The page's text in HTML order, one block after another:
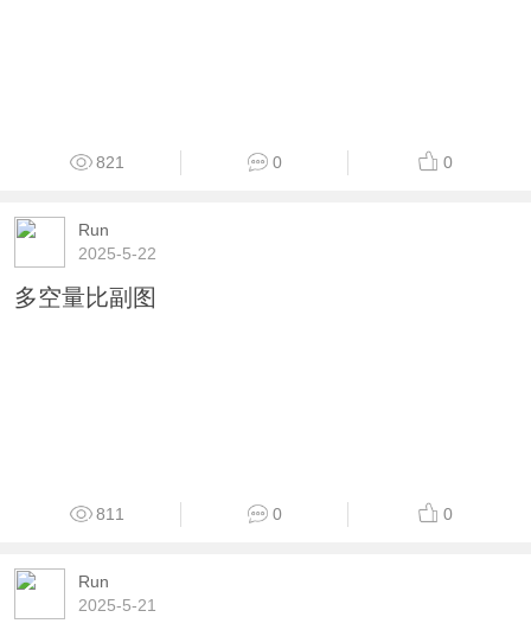
821 0 0
Run
2025-5-22
多空量比副图
811 0 0
Run
2025-5-21